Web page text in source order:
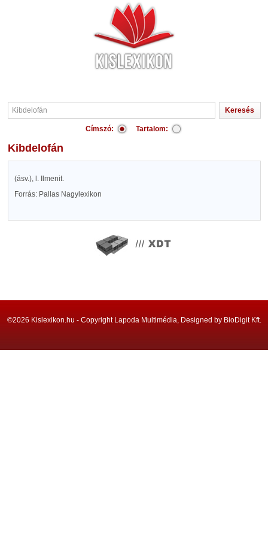
Címszó: Tartalom:
Kibdelofán
(ásv.), l. Ilmenit.
Forrás: Pallas Nagylexikon
©2026 Kislexikon.hu - Copyright Lapoda Multimédia, Designed by BioDigit Kft.